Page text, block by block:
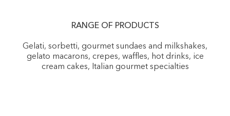
RANGE OF PRODUCTS
Gelati, sorbetti, gourmet sundaes and milkshakes,
gelato macarons, crepes, waffles, hot drinks, ice
cream cakes, Italian gourmet specialties